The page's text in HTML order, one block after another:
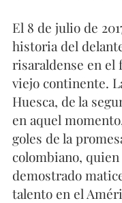
El 8 de julio de
historia del
risaraldense en el
viejo continente.
Huesca, de la
en aquel
goles de la
colombiano, quien
demostrado
talento en el